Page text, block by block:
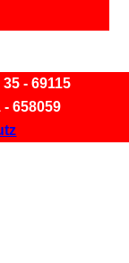
- 69115
- 658059